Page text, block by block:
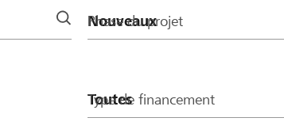
Phase du projet
Type de financement